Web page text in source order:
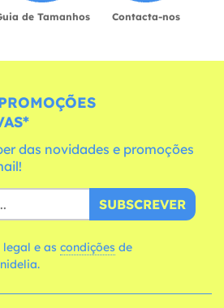
de Tamanhos Contacta-nos
das novidades e promoções
SUBSCREVER
e as condições